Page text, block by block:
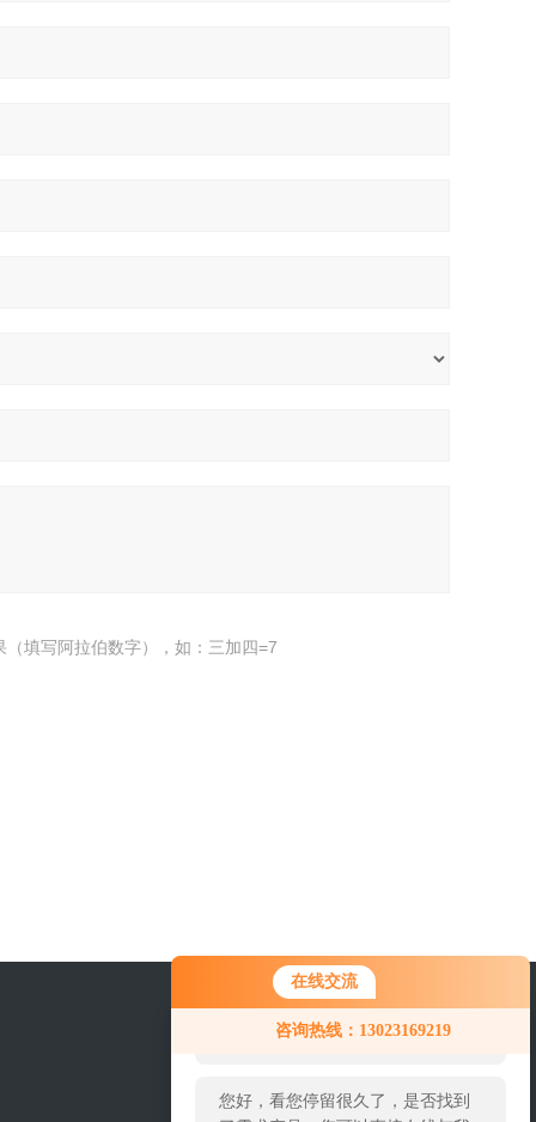
在线交流
咨询热线：13023169219
您好！欢迎前来咨询，很高兴为您
服务，请问您要咨询什么问题呢？
您好，看您停留很久了，是否找到
（填写阿拉伯数字），如：三加四=7